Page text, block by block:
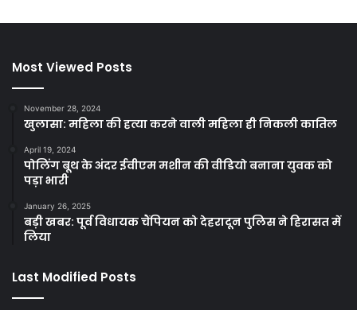
Most Viewed Posts
November 28, 2024
खुलासा: महिला की हत्या करने वाली महिला ही निकली कातिल
April 19, 2024
पोलिंग बूथ के अंदर ईवीएम मशीन की वीडियो बनाना युवक को
पड़ा भारी
January 26, 2025
बड़ी खबर: पूर्व विधायक चैंपियन को देहरादून पुलिस ने हिरासत में
लिया
Last Modified Posts